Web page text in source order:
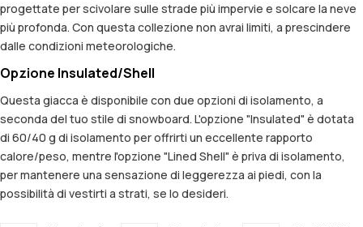
progettate per scivolare sulle strade più impervie e solcare la neve
più profonda. Con questa collezione non avrai limiti, a prescindere
dalle condizioni meteorologiche.
Opzione Insulated/Shell
Questa giacca è disponibile con due opzioni di isolamento, a
seconda del tuo stile di snowboard. L'opzione "Insulated" è dotata
di 60/40 g di isolamento per offrirti un eccellente rapporto
calore/peso, mentre l'opzione "Lined Shell" è priva di isolamento,
per mantenere una sensazione di leggerezza ai piedi, con la
possibilità di vestirti a strati, se lo desideri.